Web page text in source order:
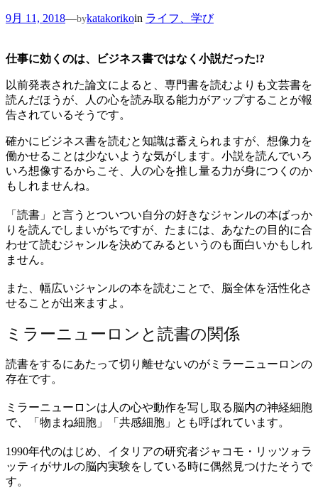
9月 11, 2018—bykatakorikoin ライフ、学び
仕事に効くのは、ビジネス書ではなく小説だった!?
以前発表された論文によると、専門書を読むよりも文芸書を
読んだほうが、人の心を読み取る能力がアップすることが報
告されているそうです。
確かにビジネス書を読むと知識は蓄えられますが、想像力を
働かせることは少ないような気がします。小説を読んでいろ
いろ想像するからこそ、人の心を推し量る力が身につくのか
もしれませんね。
「読書」と言うとついつい自分の好きなジャンルの本ばっか
りを読んでしまいがちですが、たまには、あなたの目的に合
わせて読むジャンルを決めてみるというのも面白いかもしれ
ません。
また、幅広いジャンルの本を読むことで、脳全体を活性化さ
せることが出来ますよ。
ミラーニューロンと読書の関係
読書をするにあたって切り離せないのがミラーニューロンの
存在です。
ミラーニューロンは人の心や動作を写し取る脳内の神経細胞
で、「物まね細胞」「共感細胞」とも呼ばれています。
1990年代のはじめ、イタリアの研究者ジャコモ・リッツォラ
ッティがサルの脳内実験をしている時に偶然見つけたそうで
す。